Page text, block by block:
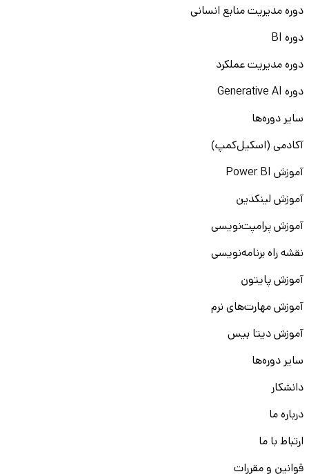
دوره مدیریت منابع انسانی
دوره BI
دوره مدیریت عملکرد
دوره Generative AI
سایر دوره‌ها
آکادمی (اسکیل‌کمپ)
آموزش Power BI
آموزش لینکدین
آموزش پرامپت‌نویسی
نقشه راه برنامه‌نویسی
آموزش پایتون
آموزش مهارت‌های نرم
آموزش دیتا بیس
سایر دوره‌ها
دانشکار
درباره ما
ارتباط با ما
قوانین و مقررات